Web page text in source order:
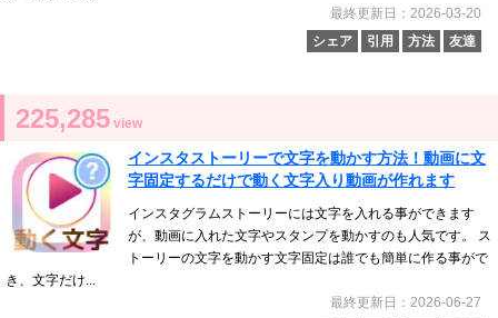
最終更新日：2026-03-20
シェア
引用 方法 友達
225,285 view
インスタストーリーで文字を動かす方法！動画に文
字固定するだけで動く文字入り動画が作れます
インスタグラムストーリーには文字を入れる事ができます
が、動画に入れた文字やスタンプを動かすのも人気です。 ス
トーリーの文字を動かす文字固定は誰でも簡単に作る事がで
き、文字だけ...
最終更新日：2026-06-27